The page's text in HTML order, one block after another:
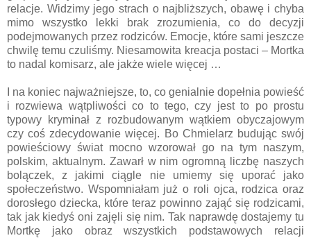
relacje. Widzimy jego strach o najbliższych, obawę i chyba
mimo wszystko lekki brak zrozumienia, co do decyzji
podejmowanych przez rodziców. Emocje, które sami jeszcze
chwilę temu czuliśmy. Niesamowita kreacja postaci – Mortka
to nadal komisarz, ale jakże wiele więcej …
I na koniec najważniejsze, to, co genialnie dopełnia powieść
i rozwiewa wątpliwości co to tego, czy jest to po prostu
typowy kryminał z rozbudowanym wątkiem obyczajowym
czy coś zdecydowanie więcej. Bo Chmielarz budując swój
powieściowy świat mocno wzorował go na tym naszym,
polskim, aktualnym. Zawarł w nim ogromną liczbę naszych
bolączek, z jakimi ciągle nie umiemy się uporać jako
społeczeństwo. Wspomniałam już o roli ojca, rodzica oraz
dorosłego dziecka, które teraz powinno zająć się rodzicami,
tak jak kiedyś oni zajęli się nim. Tak naprawdę dostajemy tu
Mortkę jako obraz wszystkich podstawowych relacji